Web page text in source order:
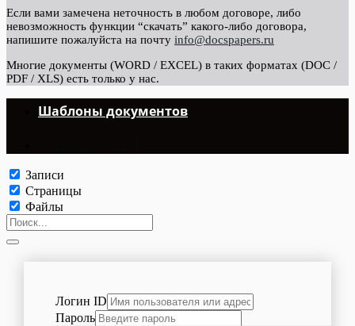
Если вами замечена неточность в любом договоре, либо
невозможность функции “скачать” какого-либо договора,
напишите пожалуйста на почту info@docspapers.ru
Многие документы (WORD / EXCEL) в таких форматах (DOC /
PDF / XLS) есть только у нас.
Шаблоны документов
Записи
Страницы
Файлы
Логин ID
Пароль